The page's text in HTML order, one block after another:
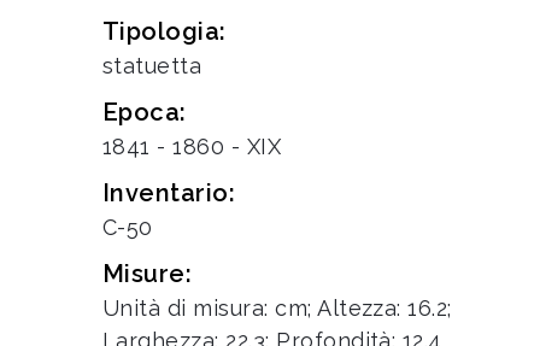
Tipologia:
statuetta
Epoca:
1841 - 1860 - XIX
Inventario:
C-50
Misure:
Unità di misura: cm; Altezza: 16.2;
Larghezza: 22.3; Profondità: 12.4